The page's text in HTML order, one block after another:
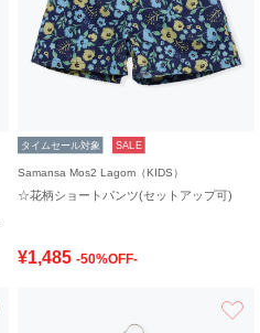
タイムセール対象 SALE
Samansa Mos2 Lagom（KIDS）
☆花柄ショートパンツ(セットアップ可)
¥1,485 -50%OFF-